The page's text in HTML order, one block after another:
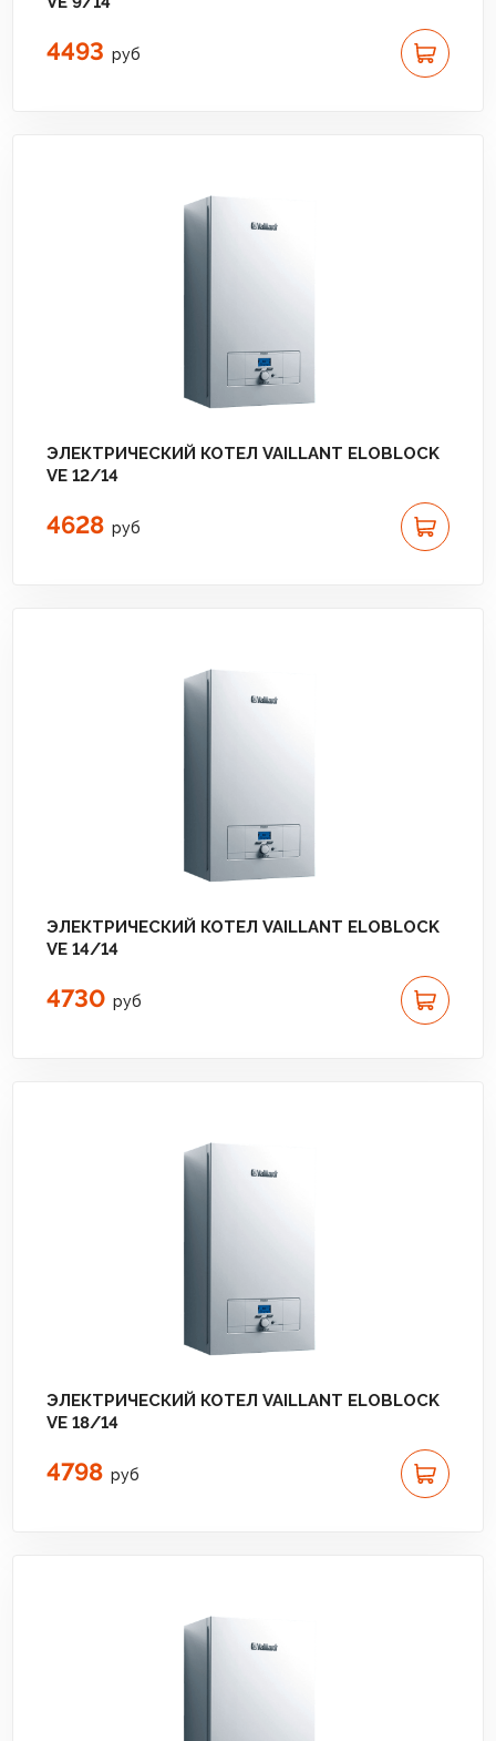
4493 руб
ЭЛЕКТРИЧЕСКИЙ КОТЕЛ VAILLANT ELOBLOCK
VE 12/14
4628 руб
ЭЛЕКТРИЧЕСКИЙ КОТЕЛ VAILLANT ELOBLOCK
VE 14/14
4730 руб
ЭЛЕКТРИЧЕСКИЙ КОТЕЛ VAILLANT ELOBLOCK
VE 18/14
4798 руб